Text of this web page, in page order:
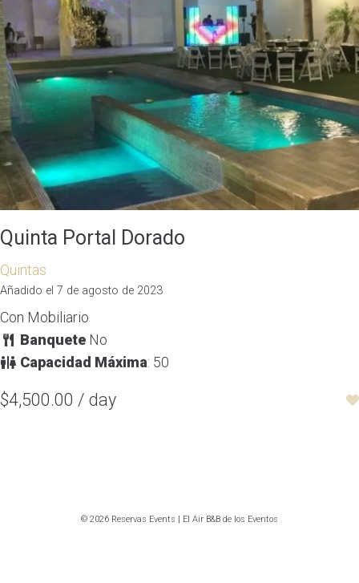
Quinta Portal Dorado
Quintas
Añadido el 7 de agosto de 2023
Con Mobiliario
BanqueteNo
Capacidad Máxima: 50
$4,500.00 / day
© 2026 Reservas Events | El Air B&B de los Eventos